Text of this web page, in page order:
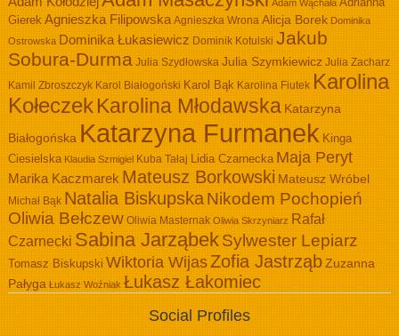
Adam Wąchała
Gierek Agnieszka Filipowska Agnieszka Wrona Alicja Borek Dominika
Ostrowska Dominika Łukasiewicz Dominik Kotulski Jakub
Sobura-Durma Julia Szydłowska Julia Szymkiewicz Julia Zacharz
Kamil Zbroszczyk Karol Białogoński Karol Bąk Karolina Fiutek Karolina
KołeczekKarolina Młodawska Katarzyna
Białogońska Katarzyna Furmanek Kinga
Ciesielska Klaudia Szmigiel Kuba Tałaj Lidia Czarnecka Maja Peryt
Marika Kaczmarek Mateusz Borkowski Mateusz Wróbel
Michał Bąk Natalia BiskupskaNikodem Pochopień
Oliwia Bełczew Oliwia Masternak Oliwia Skrzyniarz Rafał
Czarnecki Sabina JarząbekSylwester Lepiarz
Tomasz Biskupski Wiktoria WijasZofia JastrząbZuzanna
Pałyga Łukasz Woźniak Łukasz Łakomiec
Social Profiles